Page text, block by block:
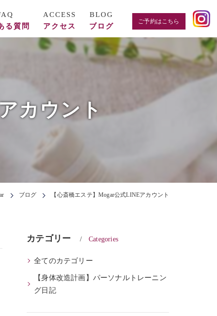
る質問 アクセス ブログ
ご予約はこちら
カウント
ブログ 【心斎橋エステ】Mogar公式LINEアカウント
カテゴリー Categories
全てのカテゴリー
【身体改造計画】パーソナルトレーニン
グ日記